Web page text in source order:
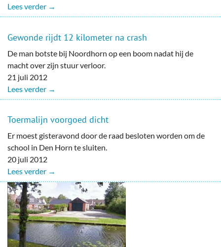
Lees verder →
Gewonde rijdt 12 kilometer na crash
De man botste bij Noordhorn op een boom nadat hij de
macht over zijn stuur verloor.
21 juli 2012
Lees verder →
Toermalijn voorgoed dicht
Er moest gisteravond door de raad besloten worden om de
school in Den Horn te sluiten.
20 juli 2012
Lees verder →